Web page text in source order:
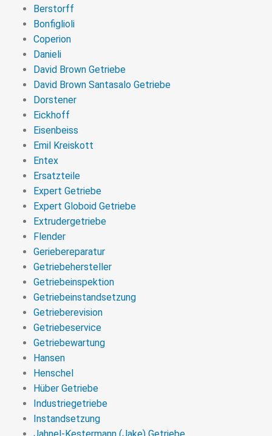
Berstorff
Bonfiglioli
Coperion
Danieli
David Brown Getriebe
David Brown Santasalo Getriebe
Dorstener
Eickhoff
Eisenbeiss
Emil Kreiskott
Entex
Ersatzteile
Expert Getriebe
Expert Globoid Getriebe
Extrudergetriebe
Flender
Geriebereparatur
Getriebehersteller
Getriebeinspektion
Getriebeinstandsetzung
Getrieberevision
Getriebeservice
Getriebewartung
Hansen
Henschel
Hüber Getriebe
Industriegetriebe
Instandsetzung